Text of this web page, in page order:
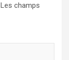
Les champs